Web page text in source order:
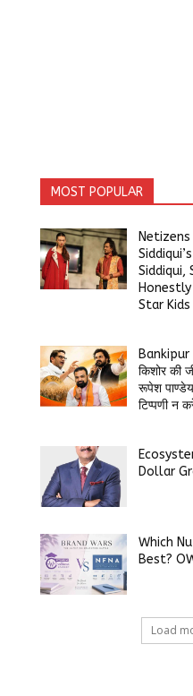
MOST POPULAR
Siddiqui,
Star Kids
किशोर की
रूपेश
टिप्पणी न
Dollar
Which
Best?
Load